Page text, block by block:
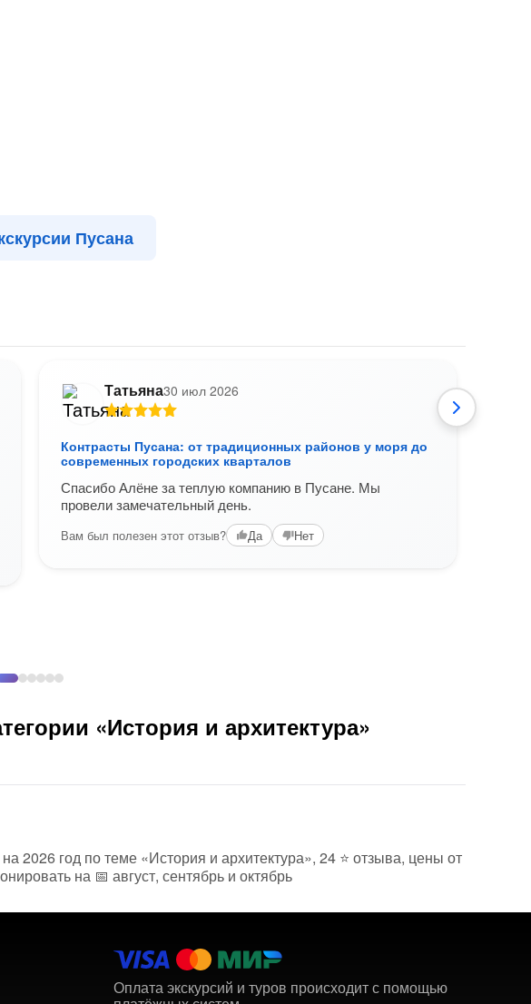
Пусана
Татьяна30 июл 2026
Контрасты Пусана: от традиционных районов у моря до
современных городских кварталов
Спасибо Алёне за теплую компанию в Пусане. Мы
провели замечательный день.
Вам был полезен этот отзыв? Да Нет
«История и архитектура»
год по теме «История и архитектура», 24 ⭐ отзыва, цены от
на 📅 август, сентябрь и октябрь
Оплата экскурсий и туров происходит с помощью